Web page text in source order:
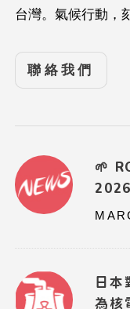
台灣。氣候行動，
聯絡我們
🌱
日本
為核